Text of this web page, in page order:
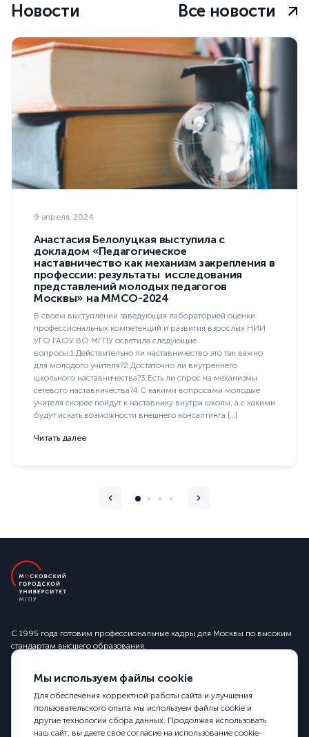
Новости Все новости
9 апреля, 2024
Анастасия Белолуцкая выступила с
докладом «Педагогическое
наставничество как механизм закрепления в
профессии: результаты исследования
представлений молодых педагогов
Москвы» на ММСО-2024
В своем выступлении заведующая лабораторией оценки
профессиональных компетенций и развития взрослых НИИ
УГО ГАОУ ВО МГПУ осветила следующие
вопросы:1.Действительно ли наставничество это так важно
для молодого учителя?2.Достаточно ли внутреннего
школьного наставничества?3.Есть ли спрос на механизмы
сетевого наставничества?4.С какими вопросами молодые
учителя скорее пойдут к наставнику внутри школы, а с какими
будут искать возможности внешнего консалтинга […]
Читать далее
С 1995 года готовим профессиональные кадры для Москвы по высоким
стандартам высшего образования.
129226, Москва, 2-й Сельскохозяйственный проезд, 4
+7 (499) 181 24 62
info@mgpu.ru
Мы используем файлы cookie
Для обеспечения корректной работы сайта и улучшения
пользовательского опыта мы используем файлы cookie и
другие технологии сбора данных. Продолжая использовать
наш сайт, вы даете свое согласие на использование cookie-